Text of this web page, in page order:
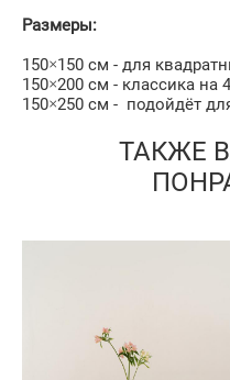
Размеры:
150×150 см - для
150×200 см - классика на
150×250 см - подойдёт
ТАКЖЕ